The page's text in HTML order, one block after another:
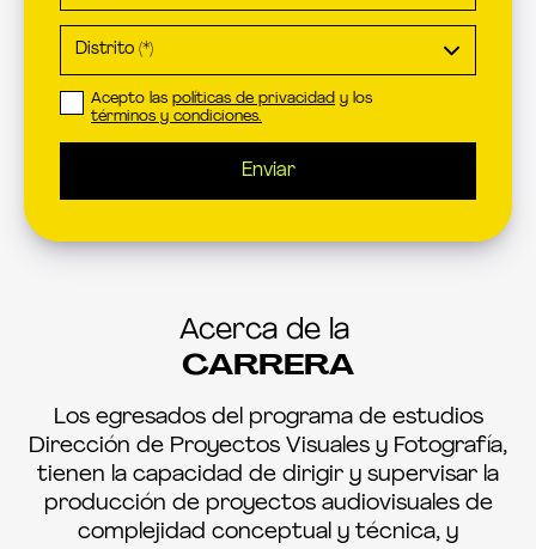
Acepto las políticas de privacidad y los
términos y condiciones.
Enviar
Acerca de la
CARRERA
Los egresados del programa de estudios
Dirección de Proyectos Visuales y Fotografía,
tienen la capacidad de dirigir y supervisar la
producción de proyectos audiovisuales de
complejidad conceptual y técnica, y